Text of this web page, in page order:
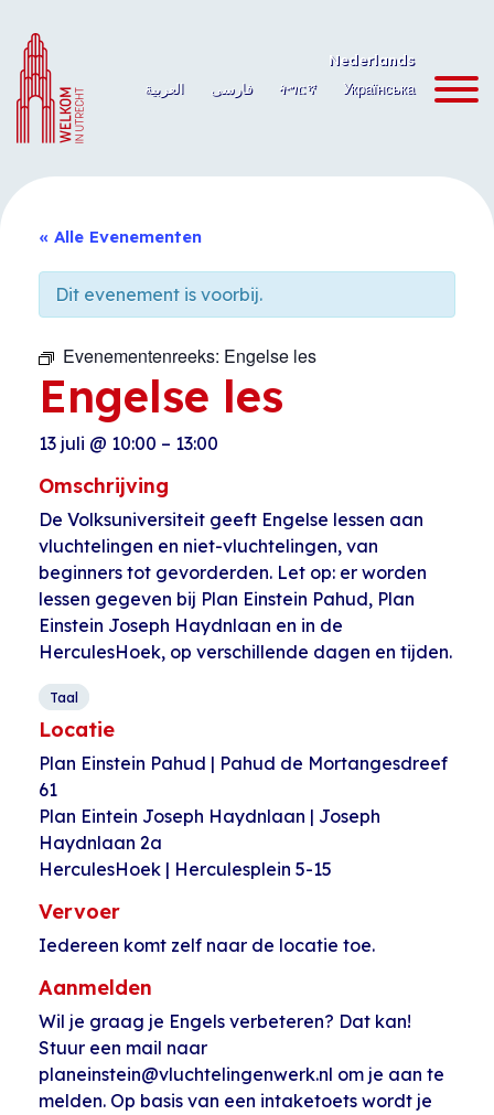
naar
de
inhoud
Nederlands
العربية
فارسی ትግርኛ Українська
« Alle Evenementen
Dit evenement is voorbij.
Evenementenreeks: Engelse les
Engelse les
13 juli @ 10:00 – 13:00
Omschrijving
De Volksuniversiteit geeft Engelse lessen aan
vluchtelingen en niet-vluchtelingen, van
beginners tot gevorderden. Let op: er worden
lessen gegeven bij Plan Einstein Pahud, Plan
Einstein Joseph Haydnlaan en in de
HerculesHoek, op verschillende dagen en tijden.
Taal
Locatie
Plan Einstein Pahud | Pahud de Mortangesdreef
61
Plan Eintein Joseph Haydnlaan | Joseph
Haydnlaan 2a
HerculesHoek | Herculesplein 5-15
Vervoer
Iedereen komt zelf naar de locatie toe.
Aanmelden
Wil je graag je Engels verbeteren? Dat kan!
Stuur een mail naar
planeinstein@vluchtelingenwerk.nl om je aan te
melden. Op basis van een intaketoets wordt je